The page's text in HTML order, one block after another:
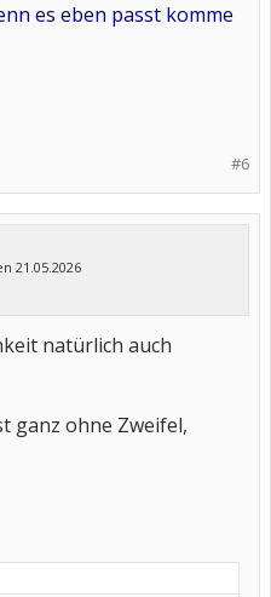
es eben passt komme
#6
21.05.2026
natürlich auch
ganz ohne Zweifel,